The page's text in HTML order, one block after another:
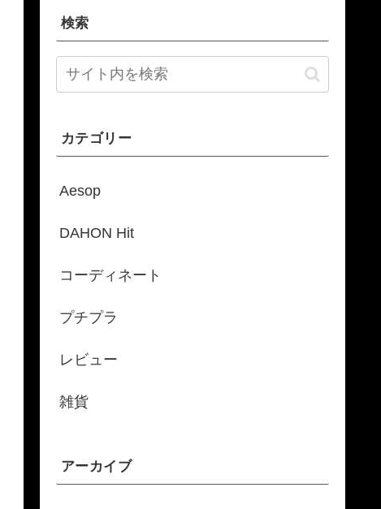
検索
カテゴリー
Aesop
DAHON Hit
コーディネート
プチプラ
レビュー
雑貨
アーカイブ